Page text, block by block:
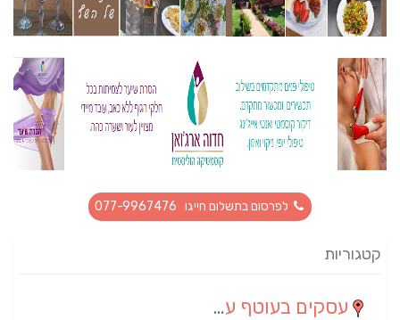
לפרסום בתשלום חייגו 077-9967476
קטגוריות
עסקים בעוטף עזה